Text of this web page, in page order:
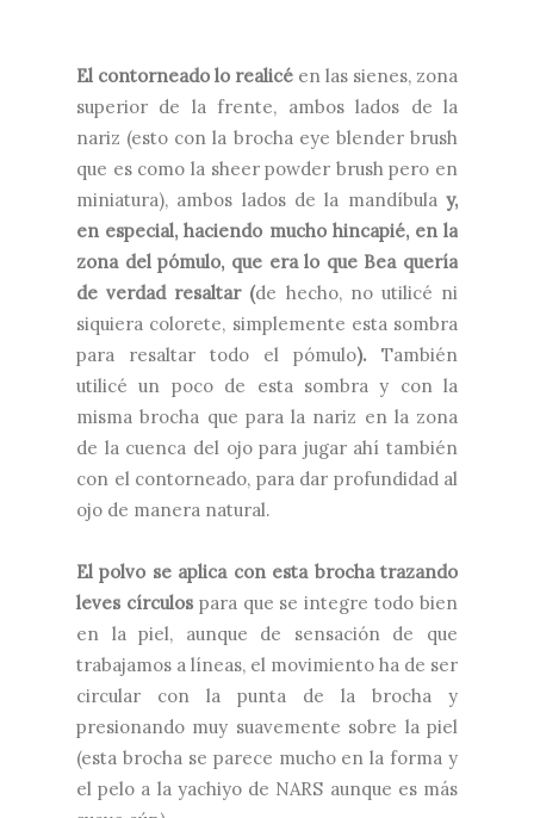
El contorneado lo realicé en las sienes, zona
superior de la frente, ambos lados de la
nariz (esto con la brocha eye blender brush
que es como la sheer powder brush pero en
miniatura), ambos lados de la mandíbula y,
en especial, haciendo mucho hincapié, en la
zona del pómulo, que era lo que Bea quería
de verdad resaltar (de hecho, no utilicé ni
siquiera colorete, simplemente esta sombra
para resaltar todo el pómulo). También
utilicé un poco de esta sombra y con la
misma brocha que para la nariz en la zona
de la cuenca del ojo para jugar ahí también
con el contorneado, para dar profundidad al
ojo de manera natural.
El polvo se aplica con esta brocha trazando
leves círculospara que se integre todo bien
en la piel, aunque de sensación de que
trabajamos a líneas, el movimiento ha de ser
circular con la punta de la brocha y
presionando muy suavemente sobre la piel
(esta brocha se parece mucho en la forma y
el pelo a la yachiyo de NARS aunque es más